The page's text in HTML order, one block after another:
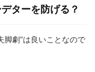
ターを防げる？
脚劇”は良いことなので